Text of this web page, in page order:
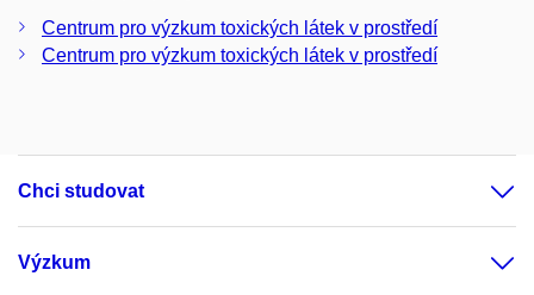
Centrum pro výzkum toxických látek v prostředí
Centrum pro výzkum toxických látek v prostředí
Chci studovat
Výzkum